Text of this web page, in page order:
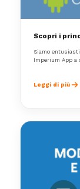
Scopri i
Siamo
Imperium App a
Leggi di più